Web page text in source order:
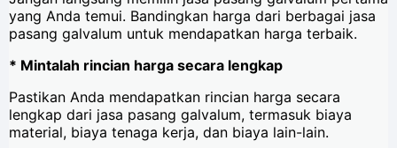
yang Anda temui. Bandingkan harga dari berbagai jasa
pasang galvalum untuk mendapatkan harga terbaik.
* Mintalah rincian harga secara lengkap
Pastikan Anda mendapatkan rincian harga secara
lengkap dari jasa pasang galvalum, termasuk biaya
material, biaya tenaga kerja, dan biaya lain-lain.